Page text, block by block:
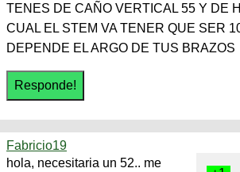
TENES DE CAÑO VERTICAL 55 Y DE
CUAL EL STEM VA TENER QUE SER
DEPENDE EL ARGO DE TUS BRAZOS
Fabricio19
hola, necesitaria un 52.. me